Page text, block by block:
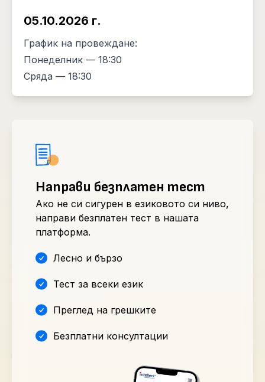
05.10.2026 г.
График на провеждане:
Понеделник — 18:30
Сряда — 18:30
Направи безплатен тест
Ако не си сигурен в езиковото си ниво,
направи безплатен тест в нашата
платформа.
Лесно и бързо
Тест за всеки език
Преглед на грешките
Безплатни консултации